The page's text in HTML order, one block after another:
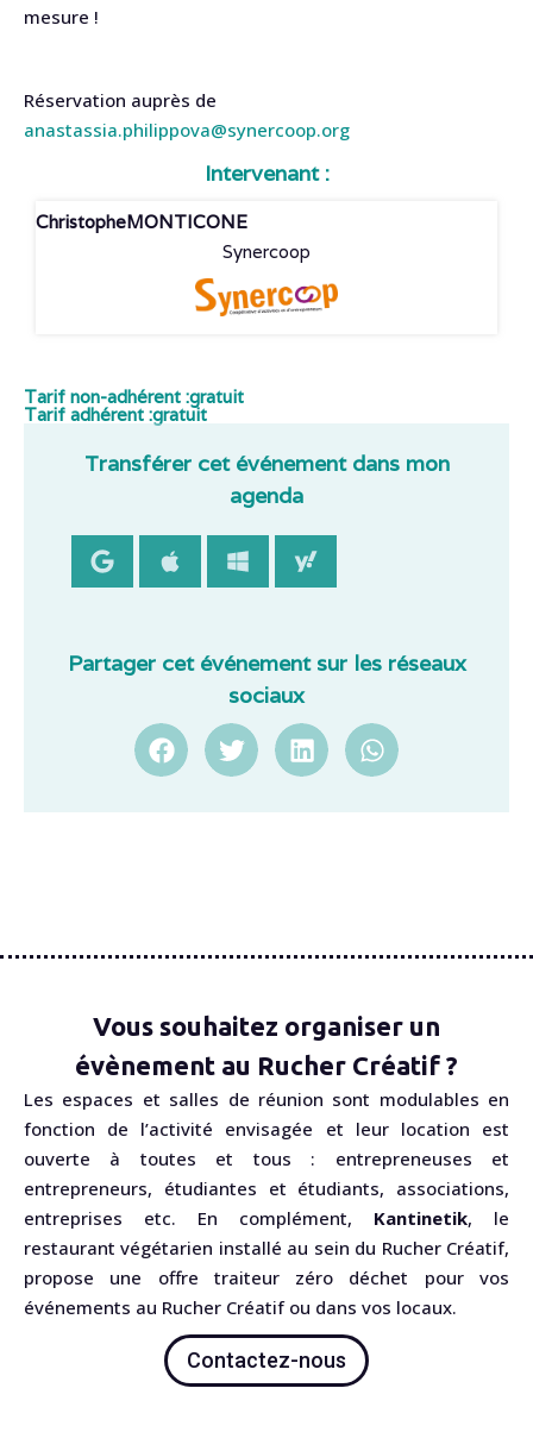
mesure !
Réservation auprès de
anastassia.philippova@synercoop.org
Intervenant :
ChristopheMONTICONE
Synercoop
Tarif non-adhérent :gratuit
Tarif adhérent :gratuit
Transférer cet événement dans mon
agenda
Partager cet événement sur les réseaux
sociaux
Vous souhaitez organiser un
évènement au Rucher Créatif ?
Les espaces et salles de réunion sont modulables en
fonction de l’activité envisagée et leur location est
ouverte à toutes et tous : entrepreneuses et
entrepreneurs, étudiantes et étudiants, associations,
entreprises etc. En complément, Kantinetik, le
restaurant végétarien installé au sein du Rucher Créatif,
propose une offre traiteur zéro déchet pour vos
événements au Rucher Créatif ou dans vos locaux.
Contactez-nous